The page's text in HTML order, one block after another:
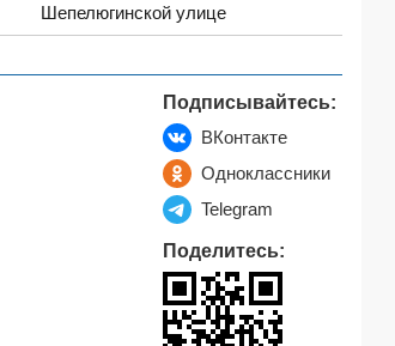
Шепелюгинской улице
Подписывайтесь:
ВКонтакте
Одноклассники
Telegram
Поделитесь: